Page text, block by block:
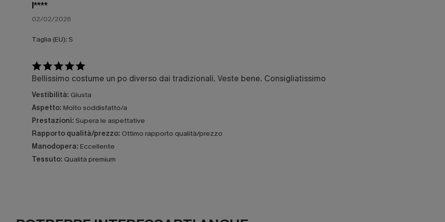
l****
02/02/2026
Taglia (EU): S
Bellissimo costume un po diverso dai tradizionali. Veste bene. Consigliatissimo
Vestibilità: Giusta
Aspetto: Molto soddisfatto/a
Prestazioni: Supera le aspettative
Rapporto qualità/prezzo: Ottimo rapporto qualità/prezzo
Manodopera: Eccellente
Tessuto: Qualità premium